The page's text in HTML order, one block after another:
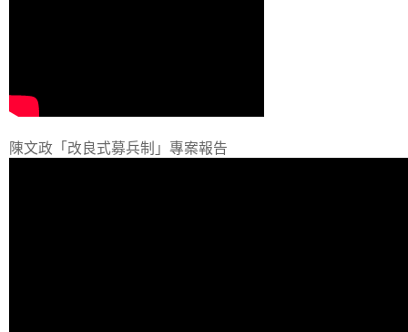
陳文政「改良式募兵制」專案報告